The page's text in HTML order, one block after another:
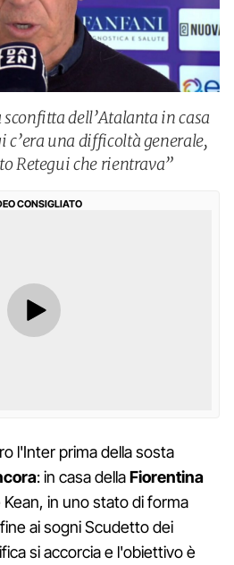
dell’Atalanta in casa
c’era una difficoltà generale,
Retegui che rientrava”
CONSIGLIATO
l'Inter prima della sosta
: in casa dellaFiorentina
in uno stato di forma
ai sogni Scudetto dei
si accorcia e l'obiettivo è